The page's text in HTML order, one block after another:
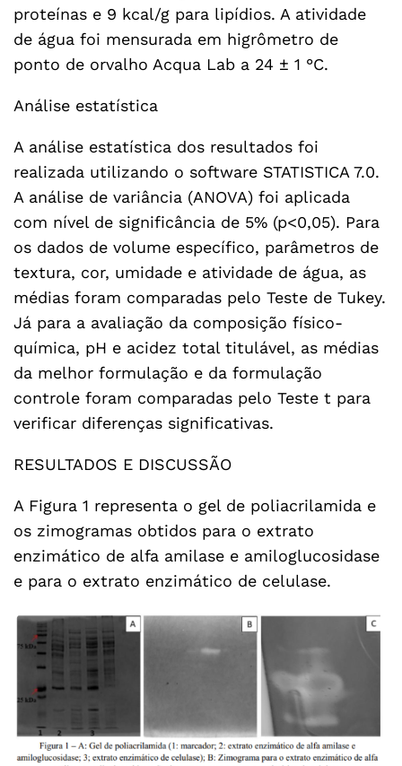
proteínas e 9 kcal/g para lipídios. A atividade
de água foi mensurada em higrômetro de
ponto de orvalho Acqua Lab a 24 ± 1 °C.
Análise estatística
A análise estatística dos resultados foi
realizada utilizando o software STATISTICA 7.0.
A análise de variância (ANOVA) foi aplicada
com nível de significância de 5% (p<0,05). Para
os dados de volume específico, parâmetros de
textura, cor, umidade e atividade de água, as
médias foram comparadas pelo Teste de Tukey.
Já para a avaliação da composição físico-
química, pH e acidez total titulável, as médias
da melhor formulação e da formulação
controle foram comparadas pelo Teste t para
verificar diferenças significativas.
RESULTADOS E DISCUSSÃO
A Figura 1 representa o gel de poliacrilamida e
os zimogramas obtidos para o extrato
enzimático de alfa amilase e amiloglucosidase
e para o extrato enzimático de celulase.